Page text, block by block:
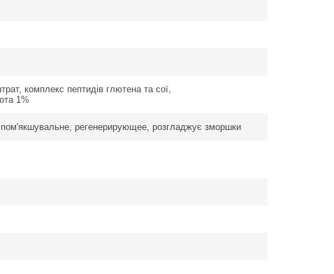
комплекс пептидів глютена та сої,
1%
регенерирующее, розгладжує зморшки